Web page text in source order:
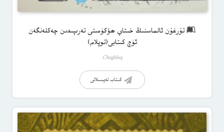
تۇرغۇن ئالماسنىڭ خىتاي ھۆكۈمىتى تەرىپىدىن چەكلەنگەن
ئۈچ كىتابى(توپلام)
Choghluq
كىتاب تەپسىلاتى